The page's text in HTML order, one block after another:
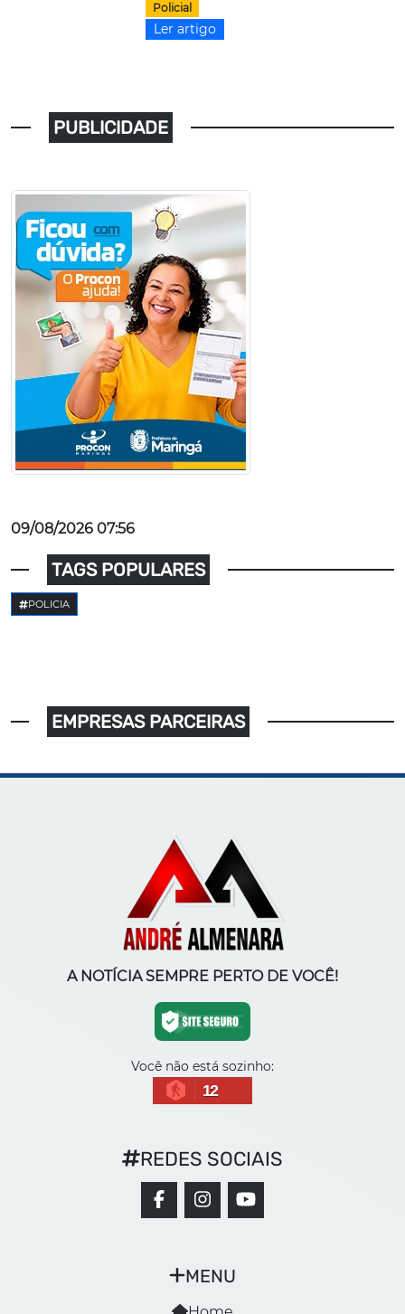
Policial
Ler artigo
PUBLICIDADE
09/08/2026 07:56
TAGS POPULARES
POLICIA
EMPRESAS PARCEIRAS
A NOTÍCIA SEMPRE PERTO DE VOCÊ!
Você não está sozinho:
12
MENU
REDES SOCIAIS